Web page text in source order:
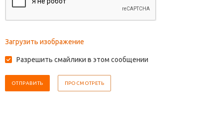
Загрузить изображение
Разрешить смайлики в этом сообщении